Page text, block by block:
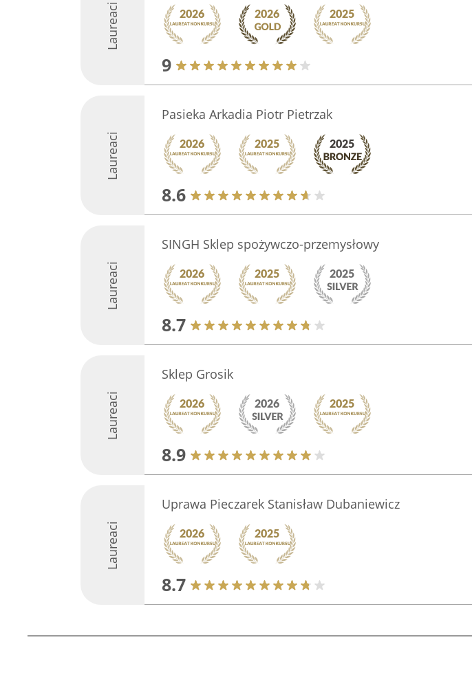
Laureaci
9
Laureaci
Pasieka Arkadia Piotr Pietrzak
8.6
Laureaci
SINGH Sklep spożywczo-przemysłowy
8.7
Laureaci
Sklep Grosik
8.9
Laureaci
Uprawa Pieczarek Stanisław Dubaniewicz
8.7